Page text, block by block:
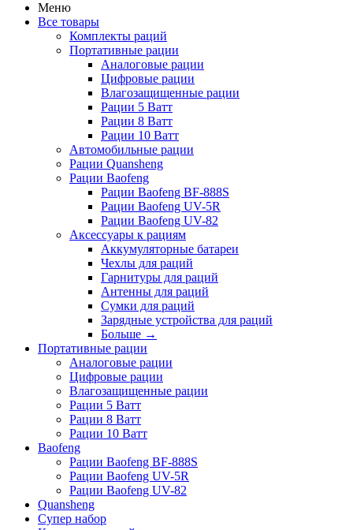
Меню
Все товары
Комплекты раций
Портативные рации
Аналоговые рации
Цифровые рации
Влагозащищенные рации
Рации 5 Ватт
Рации 8 Ватт
Рации 10 Ватт
Автомобильные рации
Рации Quansheng
Рации Baofeng
Рации Baofeng BF-888S
Рации Baofeng UV-5R
Рации Baofeng UV-82
Аксессуары к рациям
Аккумуляторные батареи
Чехлы для раций
Гарнитуры для раций
Антенны для раций
Сумки для раций
Зарядные устройства для раций
Больше →
Портативные рации
Аналоговые рации
Цифровые рации
Влагозащищенные рации
Рации 5 Ватт
Рации 8 Ватт
Рации 10 Ватт
Baofeng
Рации Baofeng BF-888S
Рации Baofeng UV-5R
Рации Baofeng UV-82
Quansheng
Супер набор